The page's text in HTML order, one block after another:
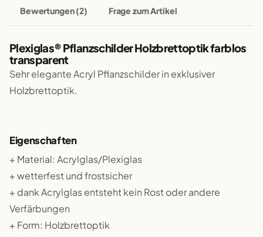
Bewertungen (2) Frage zum Artikel
Plexiglas® Pflanzschilder Holzbrettoptik farblos
transparent
Sehr elegante Acryl Pflanzschilder in exklusiver
Holzbrettoptik.
Eigenschaften
+ Material: Acrylglas/Plexiglas
+ wetterfest und frostsicher
+ dank Acrylglas entsteht kein Rost oder andere
Verfärbungen
+ Form: Holzbrettoptik